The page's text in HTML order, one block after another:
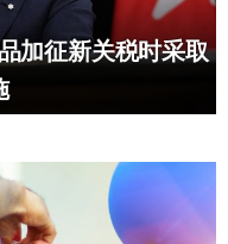
加征新关税时采取